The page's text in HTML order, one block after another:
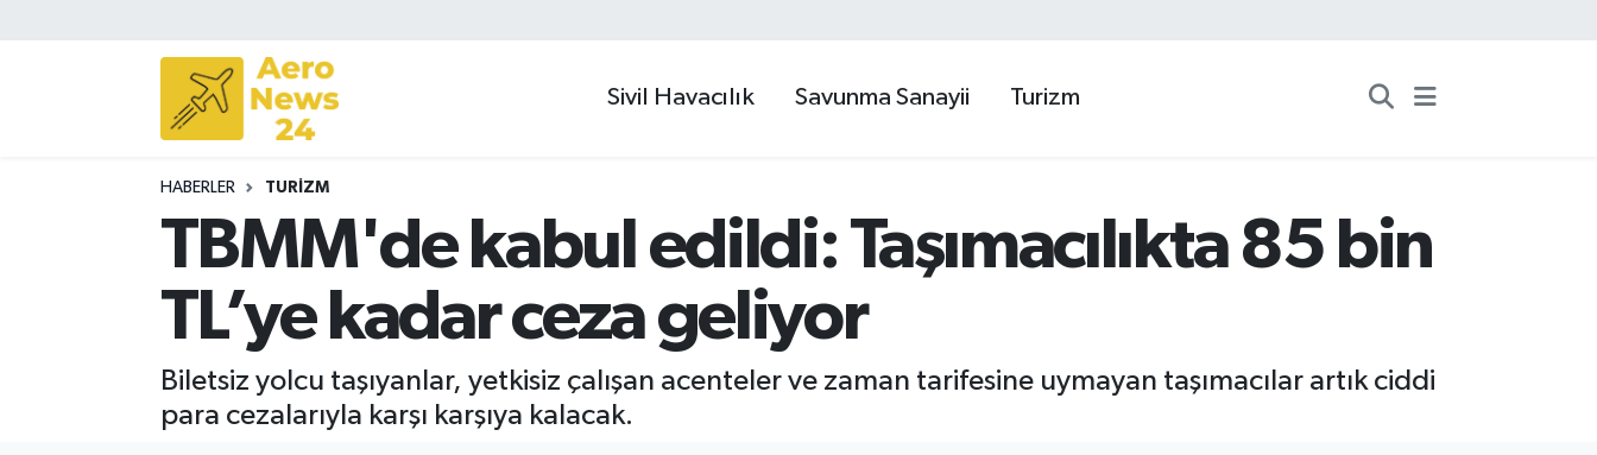
Sivil Havacılık Savunma Sanayii Turizm
HABERLER TURIZM
TBMM'de kabul edildi: Taşımacılıkta 85 bin
TL’ye kadar ceza geliyor
Biletsiz yolcu taşıyanlar, yetkisiz çalışan acenteler ve zaman tarifesine uymayan taşımacılar artık ciddi
para cezalarıyla karşı karşıya kalacak.
Sivil Havacılık